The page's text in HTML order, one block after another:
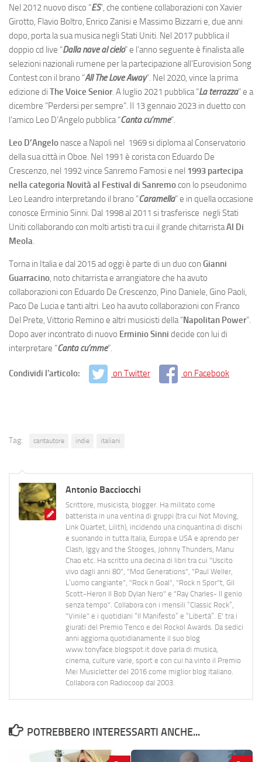
Nel 2012 nuovo disco “ES”, che contiene collaborazioni con Xavier
Girotto, Flavio Boltro, Enrico Zanisi e Massimo Bizzarri e, due anni
dopo, porta la sua musica negli Stati Uniti. Nel 2017 pubblica il
doppio cd live “Dalla nave al cielo” e l’anno seguente è finalista alle
selezioni nazionali rumene per la partecipazione all’Eurovision Song
Contest con il brano “All The Love Away”. Nel 2020, vince la prima
edizione di The Voice Senior. A luglio 2021 pubblica “La terrazza” e a
dicembre “Perdersi per sempre”. Il 13 gennaio 2023 in duetto con
l’amico Leo D’Angelo pubblica “Canta cu’mme”.
Leo D’Angelo nasce a Napoli nel 1969 si diploma al Conservatorio
della sua città in Oboe. Nel 1991 è corista con Eduardo De
Crescenzo, nel 1992 vince Sanremo Famosi e nel 1993 partecipa
nella categoria Novità al Festival di Sanremocon lo pseudonimo
Leo Leandro interpretando il brano “Caramella” e in quella occasione
conosce Erminio Sinni. Dal 1998 al 2011 si trasferisce negli Stati
Uniti collaborando con molti artisti tra cui il grande chitarristaAl Di
Meola.
Torna in Italia e dal 2015 ad oggi è parte di un duo con Gianni
Guarracino, noto chitarrista e arrangiatore che ha avuto
collaborazioni con Eduardo De Crescenzo, Pino Daniele, Gino Paoli,
Paco De Lucia e tanti altri. Leo ha avuto collaborazioni con Franco
Del Prete, Vittorio Remino e altri musicisti della “Napolitan Power”.
Dopo aver incontrato di nuovo Erminio Sinni decide con lui di
interpretare “Canta cu’mme”.
Condividi l'articolo: on Twitter on Facebook
Tag: cantautore indie italiani
Antonio Bacciocchi
Scrittore, musicista, blogger. Ha militato come
batterista in una ventina di gruppi (tra cui Not Moving,
Link Quartet, Lilith), incidendo una cinquantina di dischi
e suonando in tutta Italia, Europa e USA e aprendo per
Clash, Iggy and the Stooges, Johnny Thunders, Manu
Chao etc. Ha scritto una decina di libri tra cui "Uscito
vivo dagli anni 80", "Mod Generations", "Paul Weller,
L’uomo cangiante", "Rock n Goal", "Rock n Spor"t, Gil
Scott-Heron Il Bob Dylan Nero" e "Ray Charles- Il genio
senza tempo". Collabora con i mensili “Classic Rock”,
"Vinile" e i quotidiani “Il Manifesto” e “Libertà”. E' tra i
giurati del Premio Tenco e del Rockol Awards. Da sedici
anni aggiorna quotidianamente il suo blog
www.tonyface.blogspot.it dove parla di musica,
cinema, culture varie, sport e con cui ha vinto il Premio
Mei Musicletter del 2016 come miglior blog italiano.
Collabora con Radiocoop dal 2003.
POTREBBERO INTERESSARTI ANCHE...